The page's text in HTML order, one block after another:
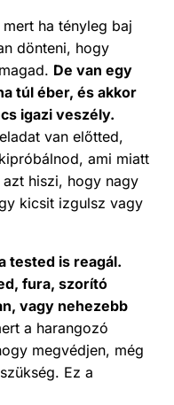
ha tényleg baj
dönteni, hogy
De van egy
túl éber, és akkor
igazi veszély.
van előtted,
ami miatt
hiszi, hogy nagy
kicsit izgulsz vagy
tested is reagál.
fura, szorító
vagy nehezebb
a harangozó
megvédjen, még
Ez a